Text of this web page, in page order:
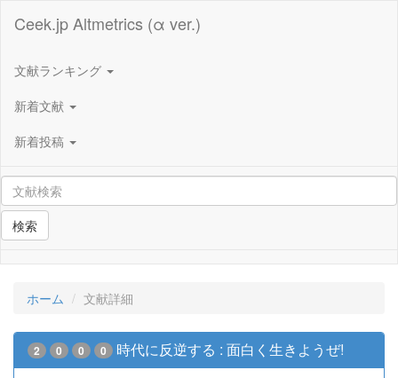
Ceek.jp Altmetrics (α ver.)
文献ランキング
新着文献
新着投稿
検索
ホーム 文献詳細
2 0 0 0 時代に反逆する : 面白く生きようぜ!